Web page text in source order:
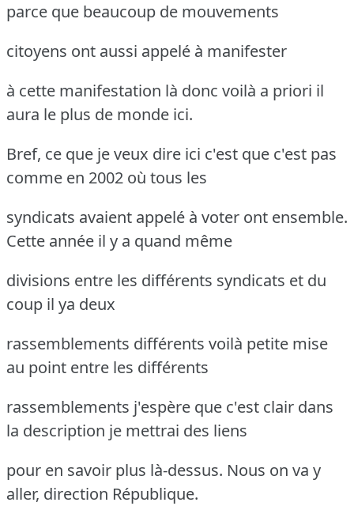
parce que beaucoup de mouvements
citoyens ont aussi appelé à manifester
à cette manifestation là donc voilà a priori il
aura le plus de monde ici.
Bref, ce que je veux dire ici c'est que c'est pas
comme en 2002 où tous les
syndicats avaient appelé à voter ont ensemble.
Cette année il y a quand même
divisions entre les différents syndicats et du
coup il ya deux
rassemblements différents voilà petite mise
au point entre les différents
rassemblements j'espère que c'est clair dans
la description je mettrai des liens
pour en savoir plus là-dessus. Nous on va y
aller, direction République.